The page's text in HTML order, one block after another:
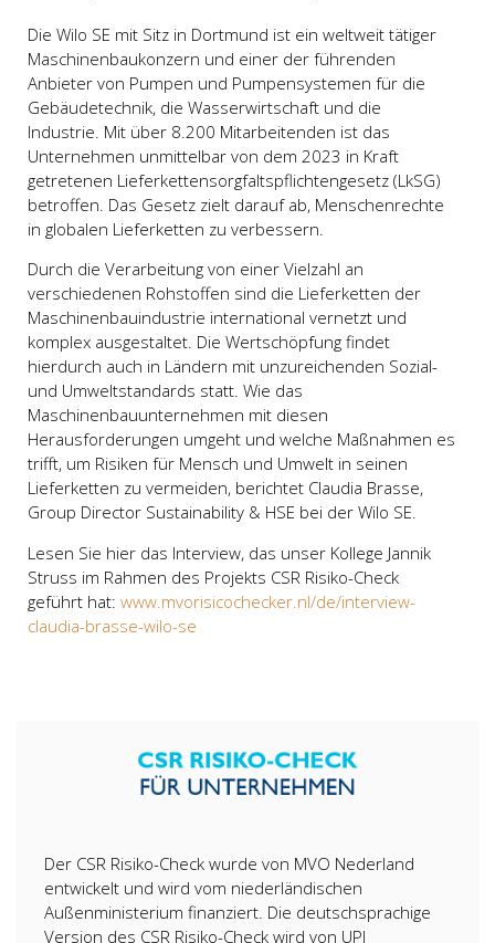
Die Wilo SE mit Sitz in Dortmund ist ein weltweit tätiger
Maschinenbaukonzern und einer der führenden
Anbieter von Pumpen und Pumpensystemen für die
Gebäudetechnik, die Wasserwirtschaft und die
Industrie. Mit über 8.200 Mitarbeitenden ist das
Unternehmen unmittelbar von dem 2023 in Kraft
getretenen Lieferkettensorgfaltspflichtengesetz (LkSG)
betroffen. Das Gesetz zielt darauf ab, Menschenrechte
in globalen Lieferketten zu verbessern.
Durch die Verarbeitung von einer Vielzahl an
verschiedenen Rohstoffen sind die Lieferketten der
Maschinenbauindustrie international vernetzt und
komplex ausgestaltet. Die Wertschöpfung findet
hierdurch auch in Ländern mit unzureichenden Sozial-
und Umweltstandards statt. Wie das
Maschinenbauunternehmen mit diesen
Herausforderungen umgeht und welche Maßnahmen es
trifft, um Risiken für Mensch und Umwelt in seinen
Lieferketten zu vermeiden, berichtet Claudia Brasse,
Group Director Sustainability & HSE bei der Wilo SE.
Lesen Sie hier das Interview, das unser Kollege Jannik
Struss im Rahmen des Projekts CSR Risiko-Check
geführt hat: www.mvorisicochecker.nl/de/interview-
claudia-brasse-wilo-se
Der CSR Risiko-Check wurde von MVO Nederland
entwickelt und wird vom niederländischen
Außenministerium finanziert. Die deutschsprachige
Version des CSR Risiko-Check wird von UPJ